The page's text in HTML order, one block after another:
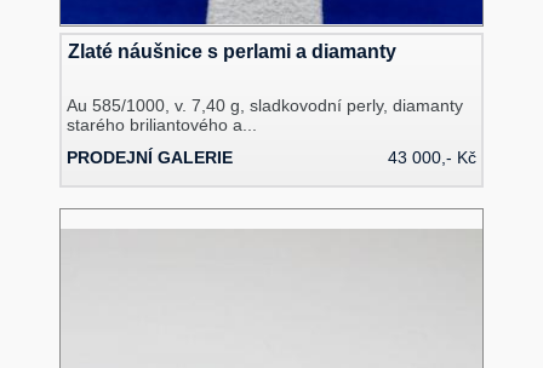
Zlaté náušnice s perlami a diamanty
Au 585/1000, v. 7,40 g, sladkovodní perly, diamanty
starého briliantového a...
PRODEJNÍ GALERIE
43 000,- Kč